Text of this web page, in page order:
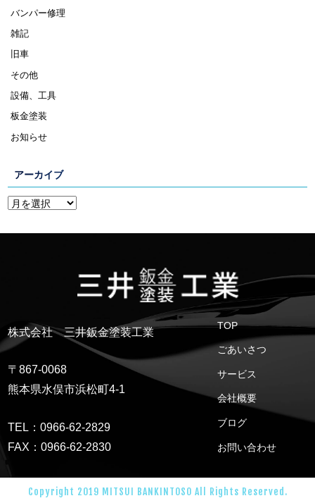
バンパー修理
雑記
旧車
その他
設備、工具
板金塗装
お知らせ
アーカイブ
株式会社 三井鈑金塗装工業
〒867-0068
熊本県水俣市浜松町4-1
TEL：0966-62-2829
FAX：0966-62-2830
TOP
ごあいさつ
サービス
会社概要
ブログ
お問い合わせ
Copyright 2019 MITSUI BANKINTOSO All Rights Reserved.